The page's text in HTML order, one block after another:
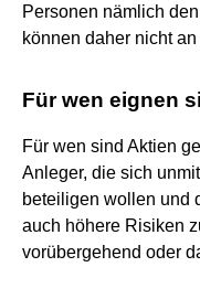
Personen nämlich
können daher nicht
Für wen eignen
Für wen sind Aktien
Anleger, die sich
beteiligen wollen und
auch höhere Risiken
vorübergehend oder